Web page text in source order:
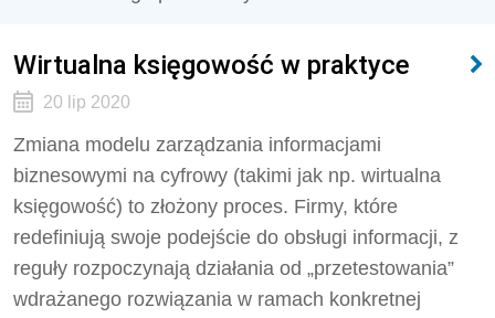
Wirtualna księgowość w praktyce
20 lip 2020
Zmiana modelu zarządzania informacjami
biznesowymi na cyfrowy (takimi jak np. wirtualna
księgowość) to złożony proces. Firmy, które
redefiniują swoje podejście do obsługi informacji, z
reguły rozpoczynają działania od „przetestowania”
wdrażanego rozwiązania w ramach konkretnej